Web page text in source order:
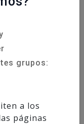
grupos:
a los
páginas